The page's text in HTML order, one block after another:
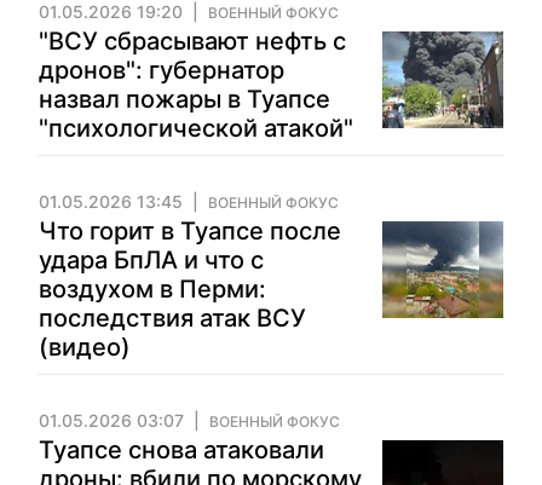
01.05.2026 19:20 ВОЕННЫЙ ФОКУС
"ВСУ сбрасывают нефть с
дронов": губернатор
назвал пожары в Туапсе
"психологической атакой"
01.05.2026 13:45 ВОЕННЫЙ ФОКУС
Что горит в Туапсе после
удара БпЛА и что с
воздухом в Перми:
последствия атак ВСУ
(видео)
01.05.2026 03:07 ВОЕННЫЙ ФОКУС
Туапсе снова атаковали
дроны: вбили по морскому